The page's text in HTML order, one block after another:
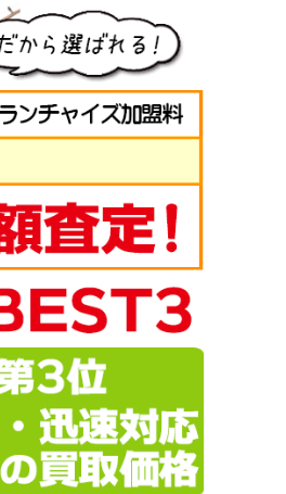
円
07/05
円
05
07/05
円
07/05
円
07/05
円
07/05
円